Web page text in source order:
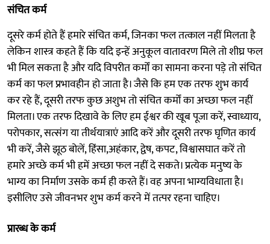
संचित कर्म
दूसरे कर्म होते हैं हमारे संचित कर्म, जिनका फल तत्काल नहीं मिलता है
लेकिन शास्त्र कहते हैं कि यदि इन्हें अनुकूल वातावरण मिले तो शीघ्र फल
भी मिल सकता है और यदि विपरीत कर्मों का सामना करना पड़े तो संचित
कर्म का फल प्रभावहीन हो जाता है। जैसे कि हम एक तरफ शुभ कार्य
कर रहे हैं, दूसरी तरफ कुछ अशुभ तो संचित कर्मों का अच्छा फल नहीं
मिलता। एक तरफ दिखावे के लिए हम ईश्वर की खूब पूजा करें, स्वाध्याय,
परोपकार, सत्संग या तीर्थयात्राएं आदि करें और दूसरी तरफ घृणित कार्य
भी करें, जैसे झूठ बोलें, हिंसा,अहंकार, द्वेष, कपट, विश्वासघात करें तो
हमारे अच्छे कर्म भी हमें अच्छा फल नहीं दे सकते। प्रत्येक मनुष्य के
भाग्य का निर्माण उसके कर्म ही करते हैं। वह अपना भाग्यविधाता है।
इसीलिए उसे जीवनभर शुभ कर्म करने में तत्पर रहना चाहिए।
प्रारब्ध के कर्म